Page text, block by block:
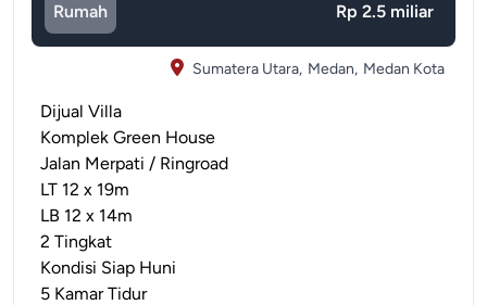
Rumah Rp 2.5 miliar
Sumatera Utara, Medan, Medan Kota
Dijual Villa
Komplek Green House
Jalan Merpati / Ringroad
LT 12 x 19m
LB 12 x 14m
2 Tingkat
Kondisi Siap Huni
5 Kamar Tidur